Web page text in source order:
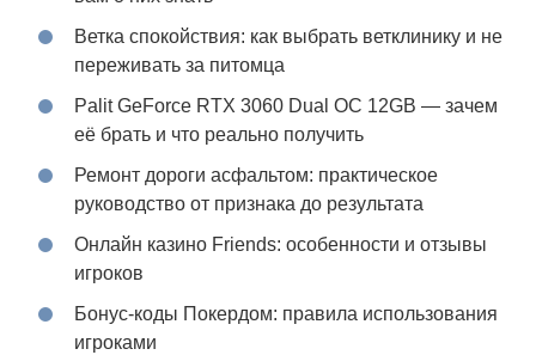
Ветка спокойствия: как выбрать ветклинику и не
переживать за питомца
Palit GeForce RTX 3060 Dual OC 12GB — зачем
её брать и что реально получить
Ремонт дороги асфальтом: практическое
руководство от признака до результата
Онлайн казино Friends: особенности и отзывы
игроков
Бонус-коды Покердом: правила использования
игроками